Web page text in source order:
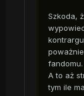
Szkoda,
fandomu.
A to aż
tym ile